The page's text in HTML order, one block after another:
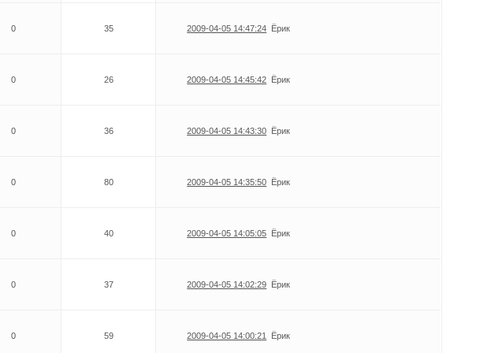
0
35 2009-04-05 14:47:24 Ёрик
0
26 2009-04-05 14:45:42 Ёрик
0
36 2009-04-05 14:43:30 Ёрик
0
80 2009-04-05 14:35:50 Ёрик
0
40 2009-04-05 14:05:05 Ёрик
0
37 2009-04-05 14:02:29 Ёрик
0
59 2009-04-05 14:00:21 Ёрик